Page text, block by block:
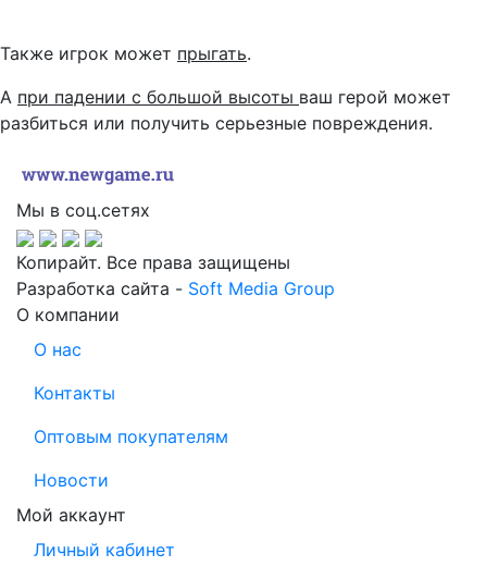
Также игрок может прыгать.
А при падении с большой высоты ваш герой может
разбиться или получить серьезные повреждения.
Мы в соц.сетях
Копирайт. Все права защищены
Разработка сайта - Soft Media Group
О компании
О нас
Контакты
Оптовым покупателям
Новости
Мой аккаунт
Личный кабинет